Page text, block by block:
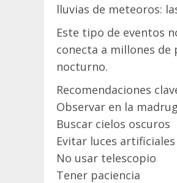
lluvias de meteoros:
Este tipo de eventos
conecta a millones de
nocturno.
Recomendaciones
Observar en la
Buscar cielos oscuros
Evitar luces artificiales
No usar telescopio
Tener paciencia